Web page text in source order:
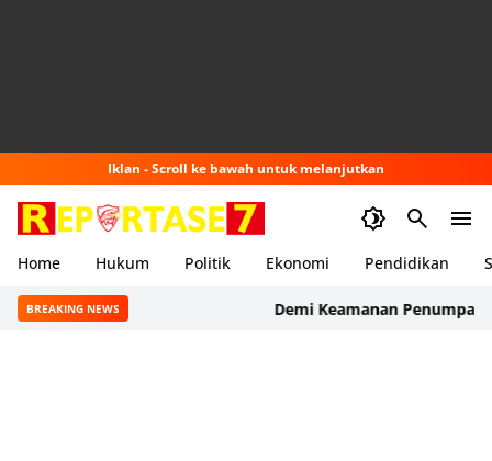
Iklan - Scroll ke bawah untuk melanjutkan
Home Hukum Politik Ekonomi Pendidikan
BREAKING NEWS Demi Keamanan Penumpang,